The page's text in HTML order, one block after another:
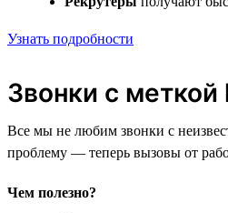
Узнать подробности
Звонки с
Все мы не любим звонки с
проблему — теперь вызовы от
Чем полезно?